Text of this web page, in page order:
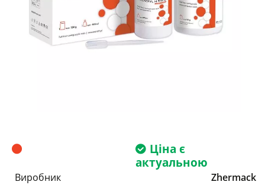
Ціна є
актуальною
Виробник
Zhermack